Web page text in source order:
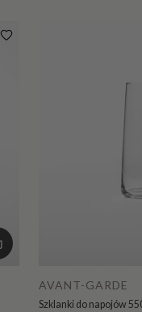
AVANT-GARDE
Szklanki do napojów